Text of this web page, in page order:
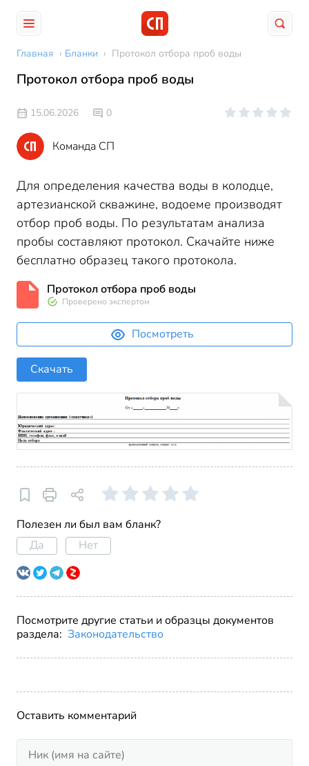
Главная › Бланки › Протокол отбора проб воды
Протокол отбора проб воды
15.06.2026 0
Команда СП
Для определения качества воды в колодце,
артезианской скважине, водоеме производят
отбор проб воды. По результатам анализа
пробы составляют протокол. Скачайте ниже
бесплатно образец такого протокола.
Протокол отбора проб воды
Проверено экспертом
Посмотреть
Скачать
Полезен ли был вам бланк?
Да
Нет
Посмотрите другие статьи и образцы документов
раздела: Законодательство
Оставить комментарий